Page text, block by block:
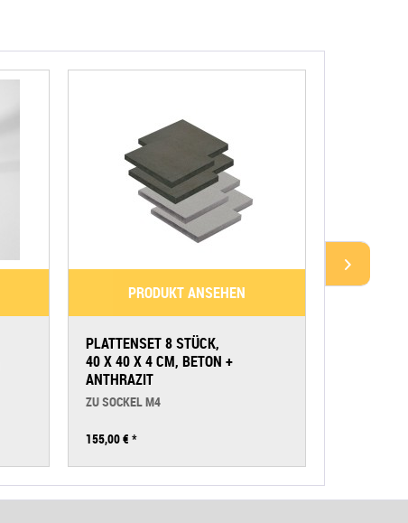
PRODUKT ANSEHEN
PLATTENSET 8 STÜCK,
40 X 40 X 4 CM, BETON +
ANTHRAZIT
ZU SOCKEL M4
155,00 € *